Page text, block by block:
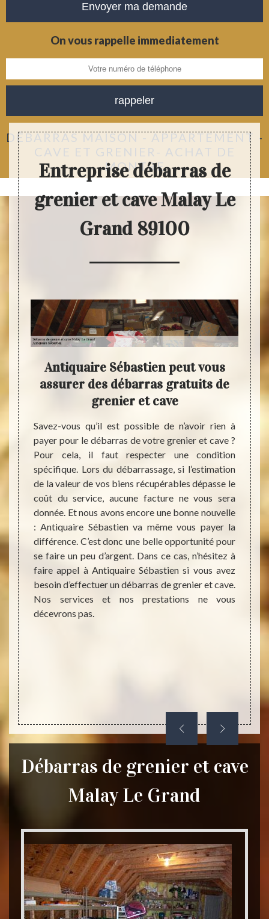
On vous rappelle immediatement
DÉBARRAS MAISON - APPARTEMENT -
CAVE ET GRENIER- ACHAT DE
MONTRE
Entreprise débarras de
grenier et cave Malay Le
Grand 89100
très
un
de
en
à
de
Antiquaire Sébastien peut vous
assurer des débarras gratuits de
grenier et cave
Savez-vous qu’il est possible de n’avoir rien à
payer pour le débarras de votre grenier et cave ?
Pour cela, il faut respecter une condition
spécifique. Lors du débarrassage, si l’estimation
de la valeur de vos biens récupérables dépasse le
coût du service, aucune facture ne vous sera
donnée. Et nous avons encore une bonne nouvelle
: Antiquaire Sébastien va même vous payer la
différence. C’est donc une belle opportunité pour
se faire un peu d’argent. Dans ce cas, n’hésitez à
faire appel à Antiquaire Sébastien si vous avez
besoin d’effectuer un débarras de grenier et cave.
Nos services et nos prestations ne vous
décevrons pas.
une
des
de
se
de
Débarras de grenier et cave
Malay Le Grand